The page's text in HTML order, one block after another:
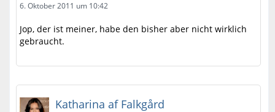
6. Oktober 2011 um 10:42
Jop, der ist meiner, habe den bisher aber nicht wirklich
gebraucht.
Katharina af Falkgård